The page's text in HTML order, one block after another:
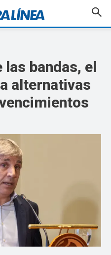
las bandas, el
alternativas